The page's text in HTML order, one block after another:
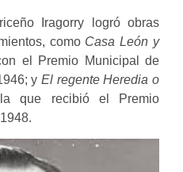
Iragorry logró obras
como Casa León y
el Premio Municipal de
y El regente Heredia o
que recibió el Premio